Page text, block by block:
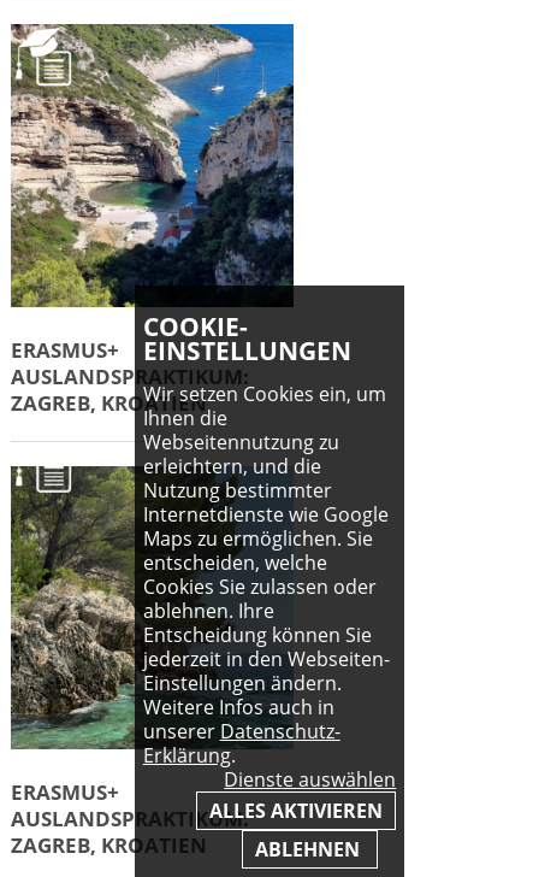
ERASMUS+
AUSLANDSPRAKTIKUM:
ZAGREB, KROATIEN
ERASMUS+
AUSLANDSPRAKTIKUM:
ZAGREB, KROATIEN
COOKIE-
EINSTELLUNGEN
Wir setzen Cookies ein, um
Ihnen die
Webseitennutzung zu
erleichtern, und die
Nutzung bestimmter
Internetdienste wie Google
Maps zu ermöglichen. Sie
entscheiden, welche
Cookies Sie zulassen oder
ablehnen. Ihre
Entscheidung können Sie
jederzeit in den Webseiten-
Einstellungen ändern.
Weitere Infos auch in
unserer Datenschutz-
Erklärung.
Dienste auswählen
ALLES AKTIVIEREN
ABLEHNEN